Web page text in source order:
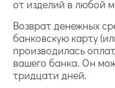
от изделий в любой
Возврат денежных
банковскую карту
производилась
вашего банка. Он
тридцати дней.